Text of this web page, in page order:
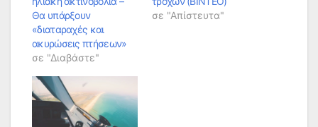
Θα υπάρξουν
«διαταραχές και
ακυρώσεις πτήσεων»
σε "Διαβάστε"
σε "Απίστευτα"